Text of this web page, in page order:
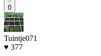
0
Tuintje071
♥ 377